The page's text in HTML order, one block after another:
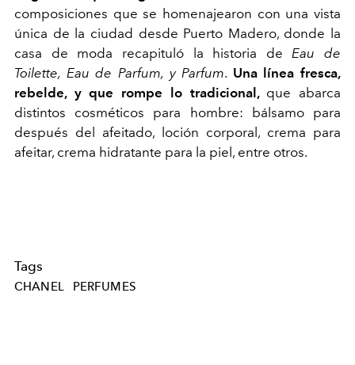
composiciones que se homenajearon con una vista
única de la ciudad desde Puerto Madero, donde la
casa de moda recapituló la historia deEau de
Toilette, Eau de Parfum, y Parfum. Una línea fresca,
rebelde, y que rompe lo tradicional, que abarca
distintos cosméticos para hombre: bálsamo para
después del afeitado, loción corporal, crema para
afeitar, crema hidratante para la piel, entre otros.
Tags
CHANEL PERFUMES